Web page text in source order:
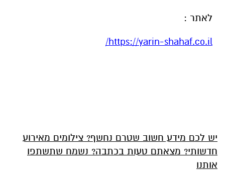
לאתר :
https://yarin-shahaf.co.il
/
יש לכם מידע חשוב שטרם נחשף? צילומים מאירוע
חדשותי? מצאתם טעות בכתבה? נשמח שתשתפו
אותנו